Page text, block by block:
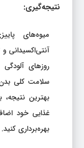
نتیجه‌گیری:
میوه‌های
آنتی‌اکسیدانی
روزهای
سلامت کلی
بهترین
غذایی خود
بهره‌برداری کنید.